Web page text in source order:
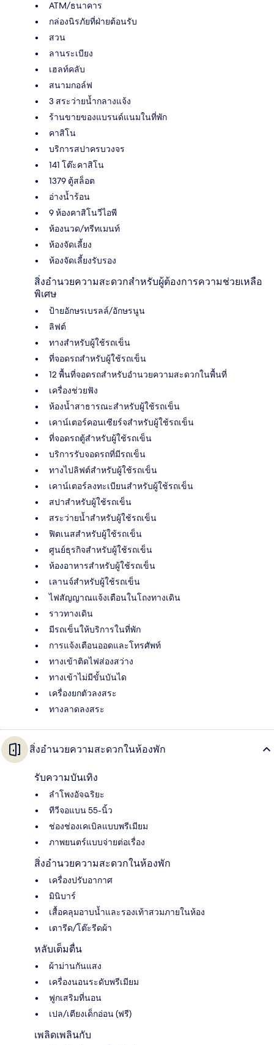
ATM/ธนาคาร
กล่องนิรภัยที่ฝ่ายต้อนรับ
สวน
ลานระเบียง
เฮลท์คลับ
สนามกอล์ฟ
3 สระว่ายน้ำกลางแจ้ง
ร้านขายของแบรนด์แนมในที่พัก
คาสิโน
บริการสปาครบวงจร
141 โต๊ะคาสิโน
1379 ตู้สล็อต
อ่างน้ำร้อน
9 ห้องคาสิโนวีไอพี
ห้องนวด/ทรีทเมนท์
ห้องจัดเลี้ยง
ห้องจัดเลี้ยงรับรอง
สิ่งอำนวยความสะดวกสำหรับผู้ต้องการความช่วยเหลือ
พิเศษ
ป้ายอักษรเบรลล์/อักษรนูน
ลิฟต์
ทางสำหรับผู้ใช้รถเข็น
ที่จอดรถสำหรับผู้ใช้รถเข็น
12 พื้นที่จอดรถสำหรับอำนวยความสะดวกในพื้นที่
เครื่องช่วยฟัง
ห้องน้ำสาธารณะสำหรับผู้ใช้รถเข็น
เคาน์เตอร์คอนเซียร์จสำหรับผู้ใช้รถเข็น
ที่จอดรถตู้สำหรับผู้ใช้รถเข็น
บริการรับจอดรถที่มีรถเข็น
ทางไปลิฟต์สำหรับผู้ใช้รถเข็น
เคาน์เตอร์ลงทะเบียนสำหรับผู้ใช้รถเข็น
สปาสำหรับผู้ใช้รถเข็น
สระว่ายน้ำสำหรับผู้ใช้รถเข็น
ฟิตเนสสำหรับผู้ใช้รถเข็น
ศูนย์ธุรกิจสำหรับผู้ใช้รถเข็น
ห้องอาหารสำหรับผู้ใช้รถเข็น
เลานจ์สำหรับผู้ใช้รถเข็น
ไฟสัญญาณแจ้งเตือนในโถงทางเดิน
ราวทางเดิน
มีรถเข็นให้บริการในที่พัก
การแจ้งเตือนออดและโทรศัพท์
ทางเข้าติดไฟส่องสว่าง
ทางเข้าไม่มีขั้นบันได
เครื่องยกตัวลงสระ
ทางลาดลงสระ
สิ่งอำนวยความสะดวกในห้องพัก
รับความบันเทิง
ลำโพงอัจฉริยะ
ทีวีจอแบน 55-นิ้ว
ช่องช่องเคเบิลแบบพรีเมียม
ภาพยนตร์แบบจ่ายต่อเรื่อง
สิ่งอำนวยความสะดวกในห้องพัก
เครื่องปรับอากาศ
มินิบาร์
เสื้อคลุมอาบน้ำและรองเท้าสวมภายในห้อง
เตารีด/โต๊ะรีดผ้า
หลับเต็มตื่น
ผ้าม่านกันแสง
เครื่องนอนระดับพรีเมียม
ฟูกเสริมที่นอน
เปล/เตียงเด็กอ่อน (ฟรี)
เพลิดเพลินกับ